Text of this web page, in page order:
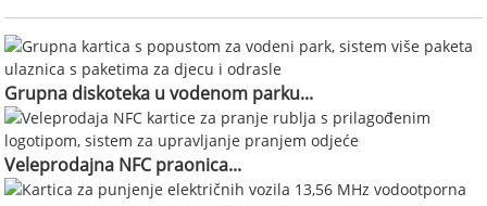
Grupna diskoteka u vodenom parku...
Veleprodajna NFC praonica...